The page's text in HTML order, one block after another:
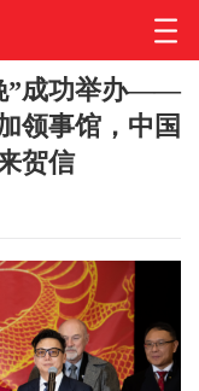
”成功举办——
领事馆，中国
贺信